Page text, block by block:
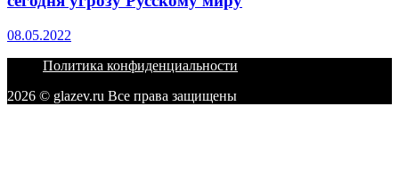
08.05.2022
Политика конфиденциальности
2026 © glazev.ru Все права защищены